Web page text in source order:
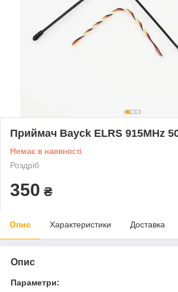
Приймач Bayck ELRS 915MHz
Немає в наявності
Роздріб
350 ₴
Опис Характеристики Доставка
Опис
Параметри: